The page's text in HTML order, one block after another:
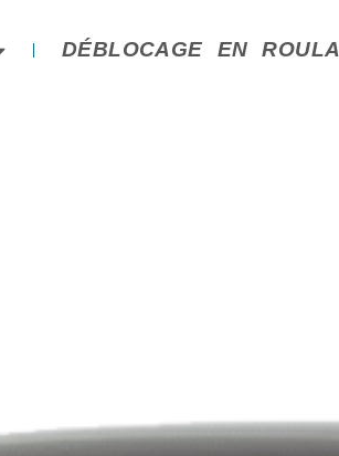
DÉBLOCAGE EN